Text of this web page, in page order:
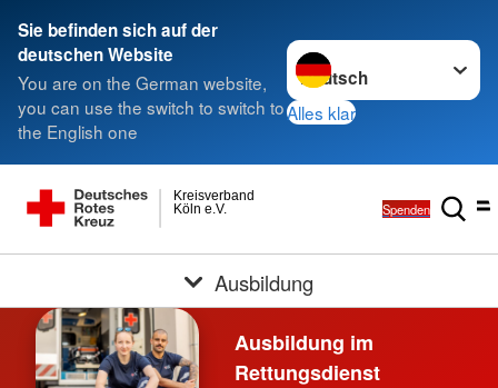
Sie befinden sich auf der
deutschen Website
You are on the German website,
you can use the switch to switch to
the English one
Sprache wechseln zu
Alles klar
Köln e.V.
Kreisverband
Spenden
Ausbildung
Ausbildung im
Rettungsdienst